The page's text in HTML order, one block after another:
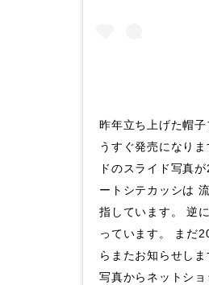
昨年立ち上げた帽
うすぐ発売になり
ドのスライド写真
ートシテカッシは
指しています。 逆
っています。 まだ
らまたお知らせし
写真からネットシ